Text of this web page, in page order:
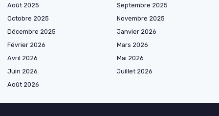
Août 2025
Septembre 2025
Octobre 2025
Novembre 2025
Décembre 2025
Janvier 2026
Février 2026
Mars 2026
Avril 2026
Mai 2026
Juin 2026
Juillet 2026
Août 2026